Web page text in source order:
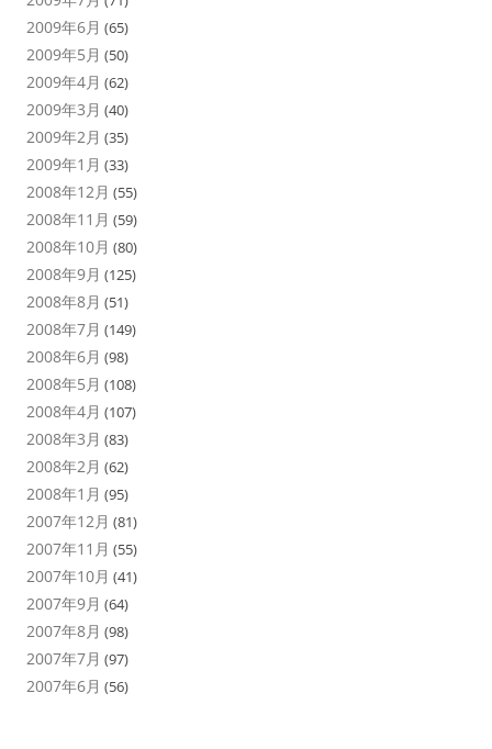
2009年6月 (65)
2009年5月 (50)
2009年4月 (62)
2009年3月 (40)
2009年2月 (35)
2009年1月 (33)
2008年12月 (55)
2008年11月 (59)
2008年10月 (80)
2008年9月 (125)
2008年8月 (51)
2008年7月 (149)
2008年6月 (98)
2008年5月 (108)
2008年4月 (107)
2008年3月 (83)
2008年2月 (62)
2008年1月 (95)
2007年12月 (81)
2007年11月 (55)
2007年10月 (41)
2007年9月 (64)
2007年8月 (98)
2007年7月 (97)
2007年6月 (56)